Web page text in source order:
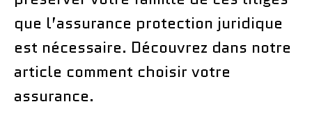
que l’assurance protection juridique
est nécessaire. Découvrez dans notre
article comment choisir votre
assurance.